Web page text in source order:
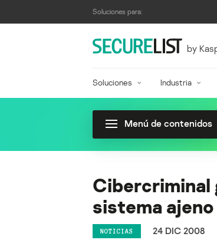
Soluciones para:
by
Soluciones Industria
Menú de contenidos
Cibercriminal
sistema ajeno
NOTICIAS 24 DIC 2008